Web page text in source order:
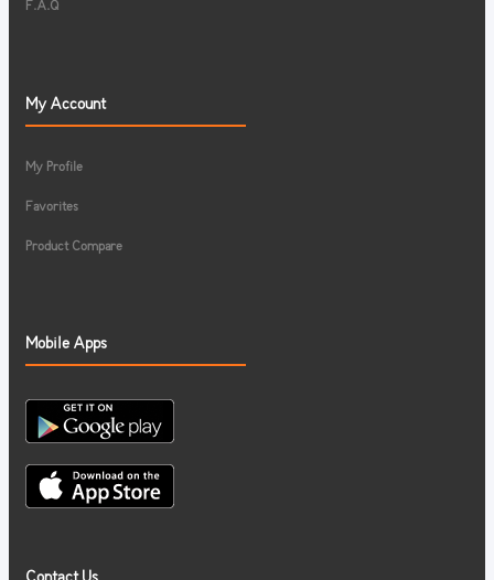
F.A.Q
My Account
My Profile
Favorites
Product Compare
Mobile Apps